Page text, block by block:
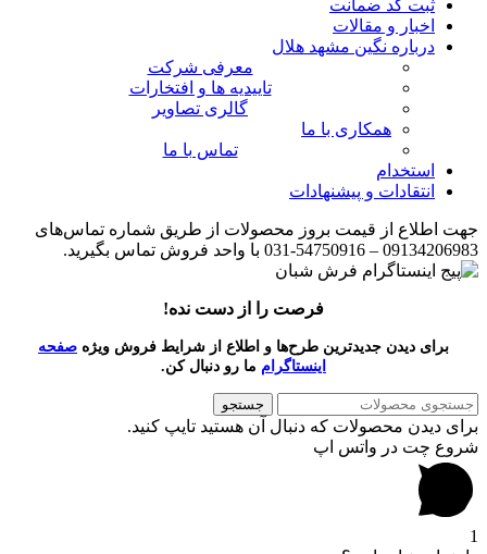
ثبت کد ضمانت
اخبار و مقالات
درباره نگین مشهد هلال
معرفی شرکت
تاییدیه ها و افتخارات
گالری تصاویر
همکاری با ما
تماس با ما
استخدام
انتقادات و پیشنهادات
جهت اطلاع از قیمت بروز محصولات از طریق شماره تماس‌‌های
09134206983 – 54750916-031 با واحد فروش تماس بگیرید.
فرصت را از دست نده!
برای دیدن جدیدترین طرح‌ها و اطلاع از شرایط فروش ویژه صفحه
اینستاگرام ما رو دنبال کن.
جستجو
برای دیدن محصولات که دنبال آن هستید تایپ کنید.
شروع چت در واتس اپ
1